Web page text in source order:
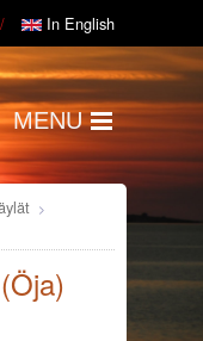
In English
MENU